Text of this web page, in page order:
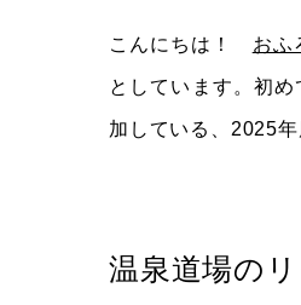
こんにちは！ おふ
としています。初
加している、2025
温泉道場の